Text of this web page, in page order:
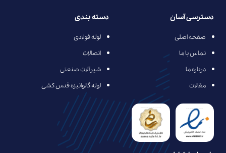
دسترسی آسان
صفحه اصلی
تماس با ما
درباره ما
مقالات
دسته بندی
لوله فولادی
اتصالات
شیرآلات صنعتی
لوله گالوانیزه فنس کشی